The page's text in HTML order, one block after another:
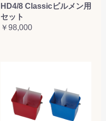
HD4/8 Classicビルメン用
セット
￥98,000